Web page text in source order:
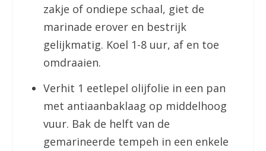
zakje of ondiepe schaal, giet de
marinade erover en bestrijk
gelijkmatig. Koel 1-8 uur, af en toe
omdraaien.
Verhit 1 eetlepel olijfolie in een pan
met antiaanbaklaag op middelhoog
vuur. Bak de helft van de
gemarineerde tempeh in een enkele